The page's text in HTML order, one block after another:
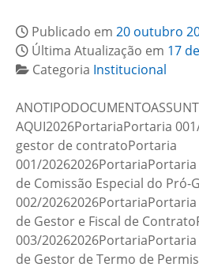
Publicado em 20 outubro
Última Atualização em 17
Categoria Institucional
AQUI2026PortariaPortaria
gestor de contratoPortaria
001/
de Comissão Especial do
002/
de Gestor e Fiscal de
003/
de Gestor de Termo de